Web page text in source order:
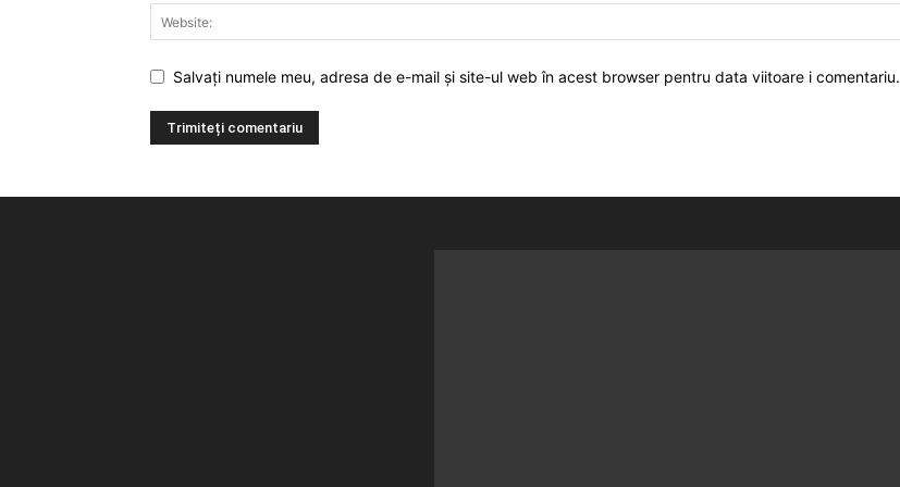
Salvați numele meu, adresa de e-mail și site-ul web în acest browser pentru data viitoare i comentariu.